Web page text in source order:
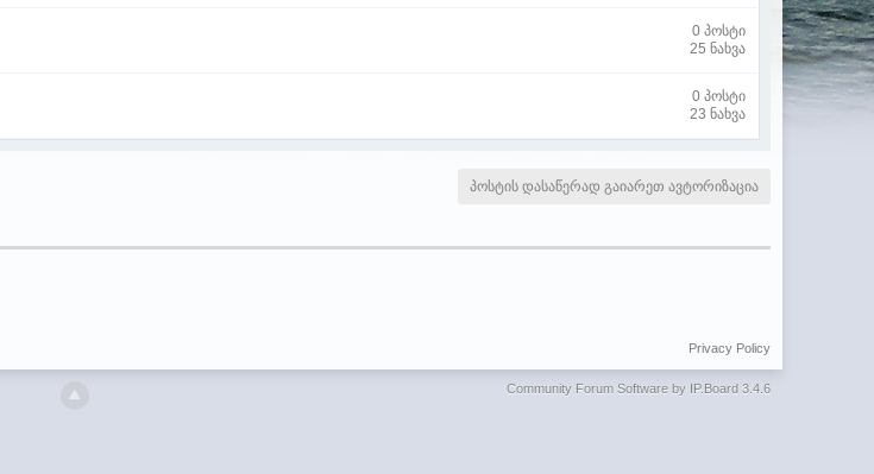
0 პოსტი
25 ნახვა
0 პოსტი
23 ნახვა
პოსტის დასაწერად გაიარეთ ავტორიზაცია
Privacy Policy
Community Forum Software by IP.Board 3.4.6